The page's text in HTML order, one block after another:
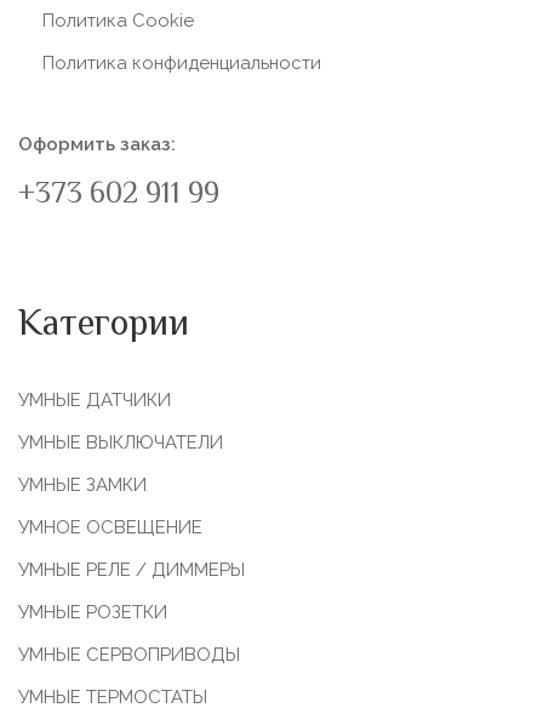
Политика Сookie
Политика конфиденциальности
Оформить заказ:
+373 602 911 99
Категории
УМНЫЕ ДАТЧИКИ
УМНЫЕ ВЫКЛЮЧАТЕЛИ
УМНЫЕ ЗАМКИ
УМНОЕ ОСВЕЩЕНИЕ
УМНЫЕ РЕЛЕ / ДИММЕРЫ
УМНЫЕ РОЗЕТКИ
УМНЫЕ СЕРВОПРИВОДЫ
УМНЫЕ ТЕРМОСТАТЫ